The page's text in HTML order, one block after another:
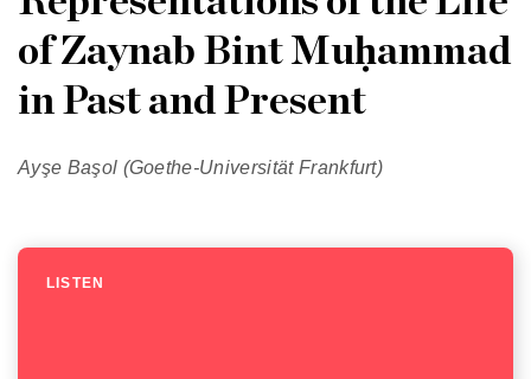
of Zaynab Bint Muḥammad
in Past and Present
Ayşe Başol (Goethe-Universität Frankfurt)
LISTEN